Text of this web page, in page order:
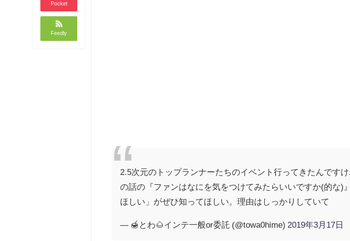
Pocket
Feedly
2.5次元のトップランナーたちのイベント行ってきたんです
の話の『ファンはなにを気をつけてみたらいいですか(的な
ほしい」がぜひ知ってほしい。理由はしっかりしていて
— 🍯とわ🌰インテ一般or委託 (@towa0hime) 2019年3月17日